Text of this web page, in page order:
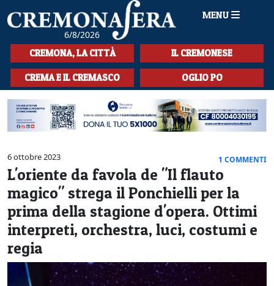
6/8/2026
MENU
HOME
CRONACA
SPORT
LA MUSICA
CULTURA
LA STORIA
SPETTACOLI
L'EDITORIALE
SEZIONI
CERCA
CREMONA, LA CITTÀ IL CREMONESE
CREMA E IL CREMASCO OGLIO PO
6 ottobre 2023 1 COMMENTI
L'oriente da favola de "Il flauto
magico" strega il Ponchielli per la
prima della stagione d'opera. Ottimi
interpreti, orchestra, luci, costumi e
regia